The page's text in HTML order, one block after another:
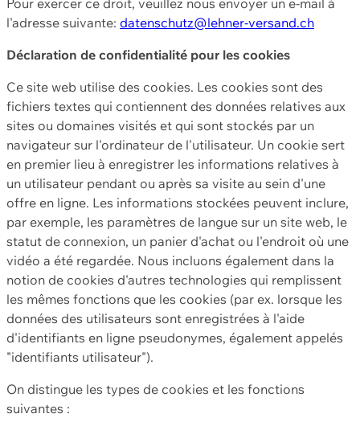
l'adresse suivante: datenschutz@lehner-versand.ch
Déclaration de confidentialité pour les cookies
Ce site web utilise des cookies. Les cookies sont des
fichiers textes qui contiennent des données relatives aux
sites ou domaines visités et qui sont stockés par un
navigateur sur l'ordinateur de l'utilisateur. Un cookie sert
en premier lieu à enregistrer les informations relatives à
un utilisateur pendant ou après sa visite au sein d'une
offre en ligne. Les informations stockées peuvent inclure,
par exemple, les paramètres de langue sur un site web, le
statut de connexion, un panier d'achat ou l'endroit où une
vidéo a été regardée. Nous incluons également dans la
notion de cookies d'autres technologies qui remplissent
les mêmes fonctions que les cookies (par ex. lorsque les
données des utilisateurs sont enregistrées à l'aide
d'identifiants en ligne pseudonymes, également appelés
"identifiants utilisateur").
On distingue les types de cookies et les fonctions
suivantes :